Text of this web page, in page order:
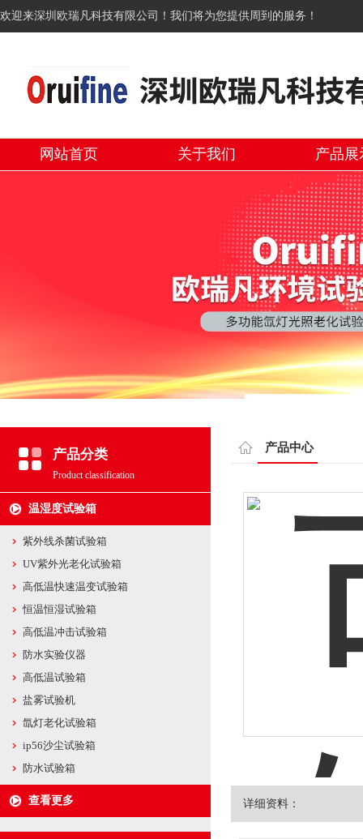
欢迎来深圳欧瑞凡科技有限公司！我们将为您提供周到的服务！
网站首页 关于我们 产品展
产品分类
Product classification
温湿度试验箱
紫外线杀菌试验箱
UV紫外光老化试验箱
高低温快速温变试验箱
恒温恒湿试验箱
高低温冲击试验箱
防水实验仪器
高低温试验箱
盐雾试验机
氙灯老化试验箱
ip56沙尘试验箱
防水试验箱
查看更多
产品中心
详细资料：